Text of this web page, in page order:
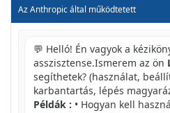
TARTALOMJEGYZÉK
2 ENERGIA-TAKARÉKOSSÁGI
3 FONTOS BIZTONSÁGI
7 A HASZNÁLATBA VÉTEL
Az Anthropic által működtetett
💬 Helló! Én vagyok a
asszisztense.Ismerem az ön
segíthetek? (használat,
karbantartás, lépés
Példák : • Hogyan kell